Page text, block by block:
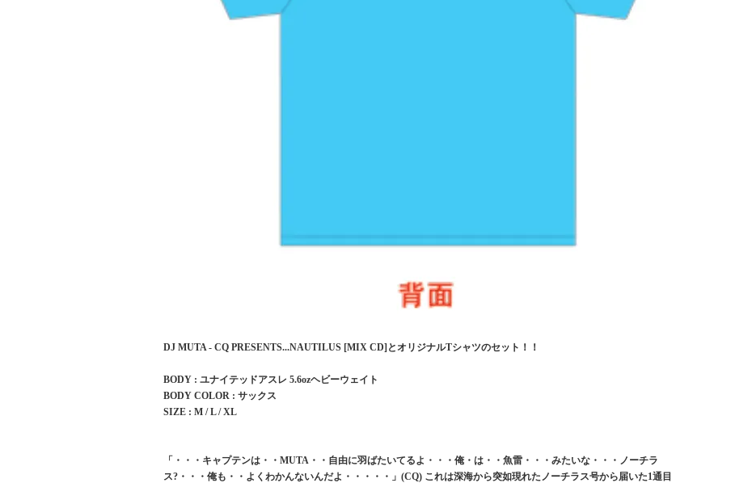
DJ MUTA - CQ PRESENTS...NAUTILUS [MIX CD]とオリジナルTシャツのセット！！
BODY : ユナイテッドアスレ 5.6ozヘビーウェイト
BODY COLOR : サックス
SIZE : M / L / XL
「・・・キャプテンは・・MUTA・・自由に羽ばたいてるよ・・・俺・は・・魚雷・・・みたいな・・・ノーチラ
ス?・・・俺も・・よくわかんないんだよ・・・・・」(CQ) これは深海から突如現れたノーチラス号から届いた1通目